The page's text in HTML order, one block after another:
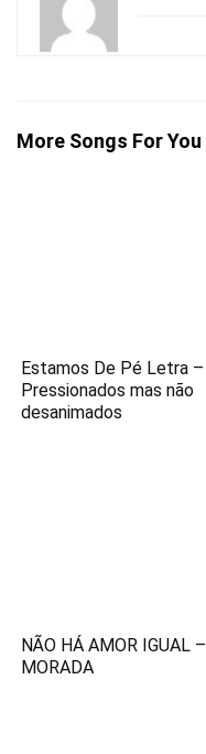
More Songs For You
Estamos De Pé Letra –
Pressionados mas não
desanimados
NÃO HÁ AMOR IGUAL –
MORADA